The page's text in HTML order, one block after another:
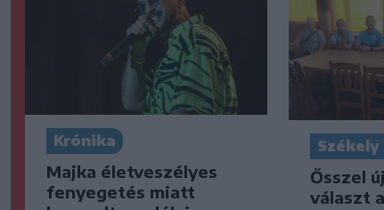
Krónika
Majka életveszélyes
fenyegetés miatt
Ősszel
választ